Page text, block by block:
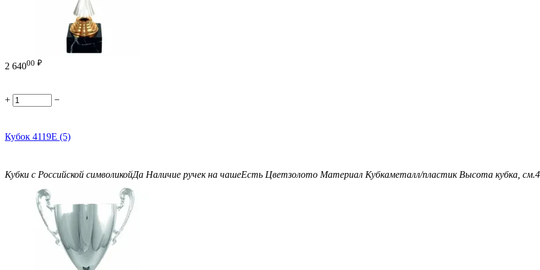
2 64000 ₽
+ −
Кубок 4119E (5)
Кубки с Российской символикойДа Наличие ручек на чашеЕсть Цветзолото Материал Кубкаметалл/пластик Высота кубка, см.